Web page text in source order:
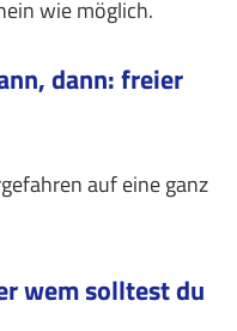
wie möglich.
dann: freier
auf eine ganz
wem solltest du